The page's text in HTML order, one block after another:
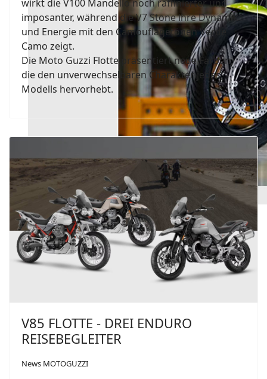
wirkt die V100 Mandello noch raffinierter und
imposanter, während die V7 Stone ihre Dynamik
und Energie mit den Camouflagetönen Verde
Camo zeigt.
Die Moto Guzzi Flotte präsentiert neue Farben,
die den unverwechselbaren Charakter jedes
Modells hervorhebt.
V85 FLOTTE - DREI ENDURO
REISEBEGLEITER
News MOTOGUZZI